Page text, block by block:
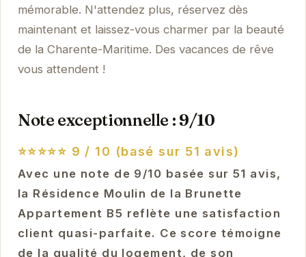
mémorable. N'attendez plus, réservez dès
maintenant et laissez-vous charmer par la beauté
de la Charente-Maritime. Des vacances de rêve
vous attendent !
Note exceptionnelle : 9/10
⭐⭐⭐⭐⭐ 9 / 10 (basé sur 51 avis)
Avec une note de 9/10 basée sur 51 avis,
la Résidence Moulin de la Brunette
Appartement B5 reflète une satisfaction
client quasi-parfaite. Ce score témoigne
de la qualité du logement, de son